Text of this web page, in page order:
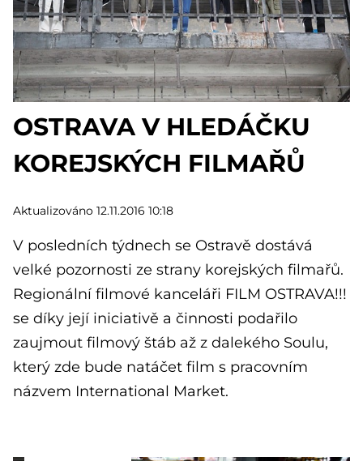
OSTRAVA V HLEDÁČKU
KOREJSKÝCH FILMAŘŮ
Aktualizováno 12.11.2016 10:18
V posledních týdnech se Ostravě dostává
velké pozornosti ze strany korejských filmařů.
Regionální filmové kanceláři FILM OSTRAVA!!!
se díky její iniciativě a činnosti podařilo
zaujmout filmový štáb až z dalekého Soulu,
který zde bude natáčet film s pracovním
názvem International Market.